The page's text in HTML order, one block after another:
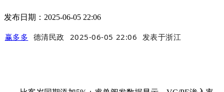
发布日期：2025-06-05 22:06
赢多多 德清民政 2025-06-05 22:06 发表于浙江